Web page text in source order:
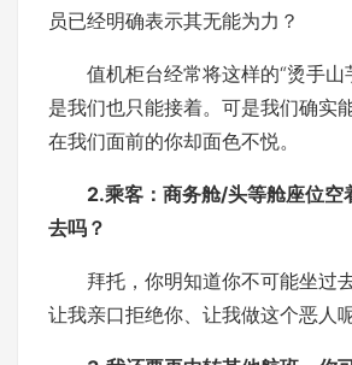
员已经明确表示其无能为力？
值机柜台经常将这样的“烫手山
是我们也只能接着。可是我们确实
在我们面前的你却面色不悦。
2.乘客：商务舱/头等舱座位空
去吗？
拜托，你明知道你不可能坐过
让我亲口拒绝你、让我做这个恶人